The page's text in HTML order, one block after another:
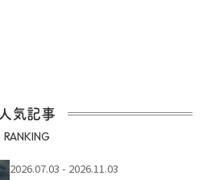
人気記事
RANKING
2026.07.03 - 2026.11.03